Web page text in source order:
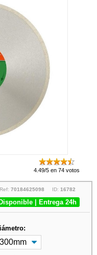
4.49/5 en 74 votos
Ref: 70184625098 ID: 16782
| Entrega 24h